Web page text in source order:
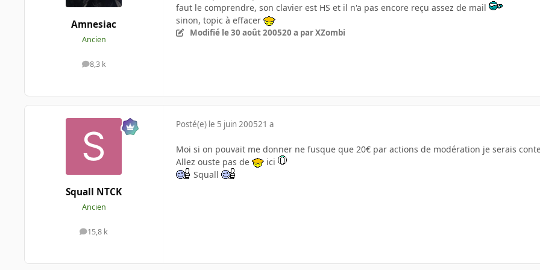
Amnesiac
Ancien
8,3 k
messages
faut le comprendre, son clavier est HS et il n'a pas encore reçu assez de mail
sinon, topic à effacer
Modifié le 30 août 200520 a par XZombi
Squall NTCK
Ancien
15,8 k
messages
Posté(e) le 5 juin 200521 a
Moi si on pouvait me donner ne fusque que 20€ par actions de modération je serais
Allez ouste pas de
ici
Squall